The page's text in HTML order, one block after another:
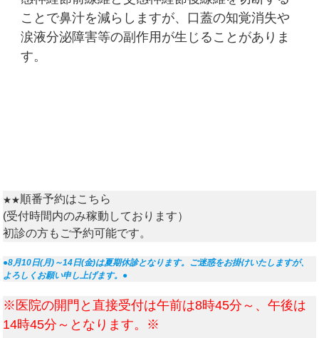
ことで鼻汁を減らしますが、口蓋の知覚消失や
涙液分泌障害等の副作用が生じることがありま
す。
★★順番予約はこちら
(受付時間内のみ稼動しております）
初診の方もご予約可能です。
●8月10日(月)～14日(金)は夏期休診となります。ご迷惑をお掛けいたしますが、
よろしくお願い申し上げます。●
※医院の開門と直接受付は午前は8時45分～、午後は
14時45分～となります。※